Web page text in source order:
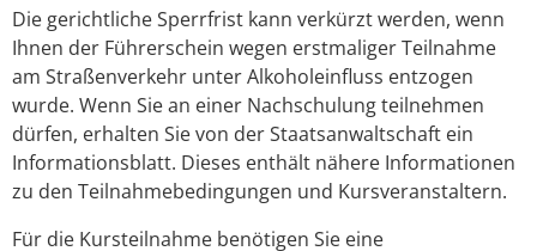
Die gerichtliche Sperrfrist kann verkürzt werden, wenn
Ihnen der Führerschein wegen erstmaliger Teilnahme
am Straßenverkehr unter Alkoholeinfluss entzogen
wurde. Wenn Sie an einer Nachschulung teilnehmen
dürfen, erhalten Sie von der Staatsanwaltschaft ein
Informationsblatt. Dieses enthält nähere Informationen
zu den Teilnahmebedingungen und Kursveranstaltern.
Für die Kursteilnahme benötigen Sie eine